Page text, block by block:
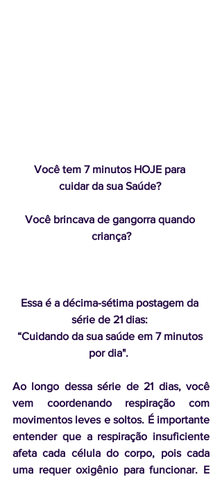
Você tem 7 minutos HOJE para
cuidar da sua Saúde?
Você brincava de gangorra quando
criança?
Essa é a décima-sétima postagem da
série de 21 dias:
“Cuidando da sua saúde em 7 minutos
por dia".
Ao longo dessa série de 21 dias, você
vem coordenando respiração com
movimentos leves e soltos. É importante
entender que a respiração insuficiente
afeta cada célula do corpo, pois cada
uma requer oxigênio para funcionar. E